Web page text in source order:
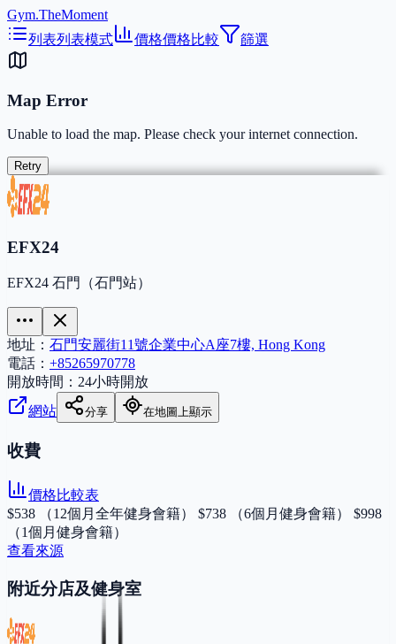
Gym.TheMoment
列表列表模式 價格價格比較 篩選
Map Error
Unable to load the map. Please check your internet connection.
Retry
EFX24
EFX24 石門（石門站）
地址： 石門安麗街11號企業中心A座7樓, Hong Kong
電話： +85265970778
開放時間： 24小時開放
網站
分享 在地圖上顯示
收費
價格比較表
$538 （12個月全年健身會籍） $738 （6個月健身會籍） $998
（1個月健身會籍）
查看來源
附近分店及健身室